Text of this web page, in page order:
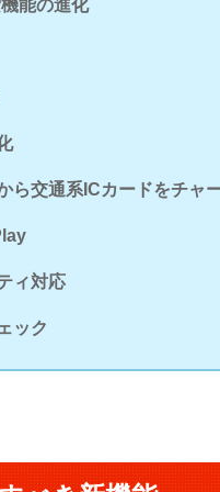
能の進化
ら交通系ICカードをチャ
ィ対応
ック